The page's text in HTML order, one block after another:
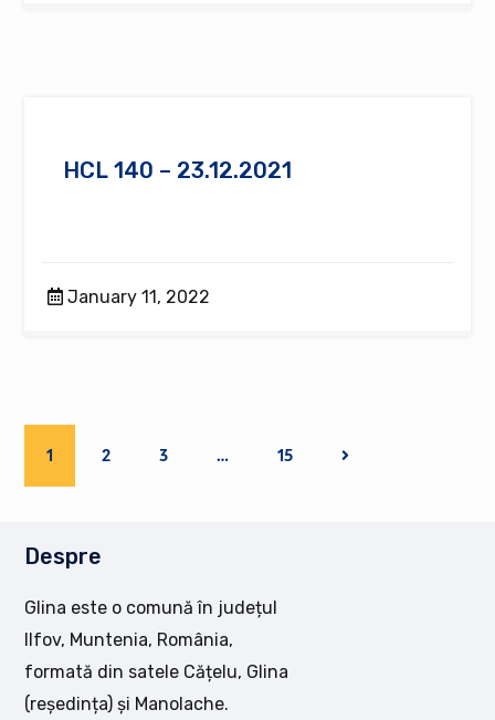
HCL 140 – 23.12.2021
January 11, 2022
1 2 3 … 15
Despre
Glina este o comună în județul
Ilfov, Muntenia, România,
formată din satele Cățelu, Glina
(reședința) și Manolache.